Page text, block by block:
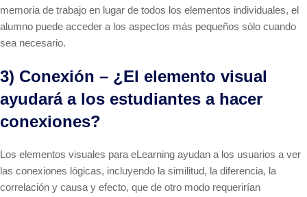
memoria de trabajo en lugar de todos los elementos individuales, el
alumno puede acceder a los aspectos más pequeños sólo cuando
sea necesario.
3) Conexión – ¿El elemento visual
ayudará a los estudiantes a hacer
conexiones?
Los elementos visuales para eLearning ayudan a los usuarios a ver
las conexiones lógicas, incluyendo la similitud, la diferencia, la
correlación y causa y efecto, que de otro modo requerirían